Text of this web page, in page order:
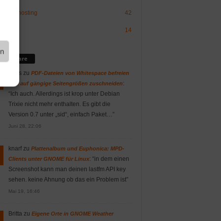
hosting 42
14
Vituszu PDF-Dateien von Whitespace befreien
und auf gängige Seitengrößen zuschneiden:
“Ich auch. Allerdings ist krop unter Debian
Trixie nicht mehr enthalten. Es gibt die
Version 0.7 unter „sid“, einfach Paket… ”
Juni 28, 22:06
knarfzu Plattenalbum und Euphonica: MPD-
Clients unter GNOME für Linux: “in dem einen
Screenshot kann man deinen lastfm API key
sehen. keine Ahnung ob das ein Problem ist”
Mai 19, 16:46
Britta zu Eigene Orte in GNOME Weather